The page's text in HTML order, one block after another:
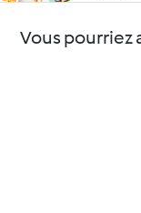
Vous pourriez